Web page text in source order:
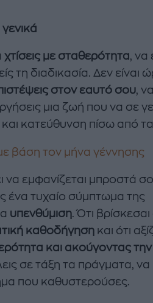
χτίσεις με σταθερότητα, να
τη διαδικασία. Δεν είναι
στον εαυτό σου, να
μια ζωή που να σε
κατεύθυνση πίσω από
βάση τον μήνα γέννησης
να εμφανίζεται μπροστά
ένα τυχαίο σύμπτωμα της
υπενθύμιση. Ότι
καθοδήγηση και ότι
και ακούγοντας
σε τάξη τα πράγματα, να
που καθυστερούσες.